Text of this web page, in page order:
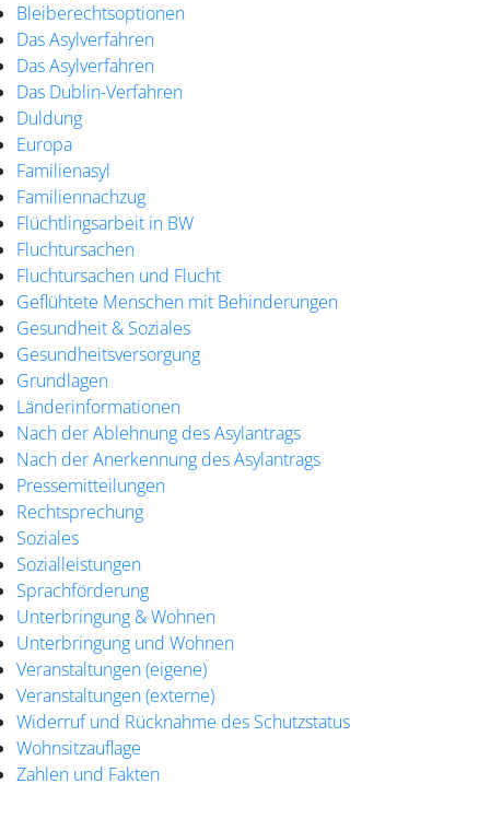
Bleiberechtsoptionen
Das Asylverfahren
Das Asylverfahren
Das Dublin-Verfahren
Duldung
Europa
Familienasyl
Familiennachzug
Flüchtlingsarbeit in BW
Fluchtursachen
Fluchtursachen und Flucht
Geflühtete Menschen mit Behinderungen
Gesundheit & Soziales
Gesundheitsversorgung
Grundlagen
Länderinformationen
Nach der Ablehnung des Asylantrags
Nach der Anerkennung des Asylantrags
Pressemitteilungen
Rechtsprechung
Soziales
Sozialleistungen
Sprachförderung
Unterbringung & Wohnen
Unterbringung und Wohnen
Veranstaltungen (eigene)
Veranstaltungen (externe)
Widerruf und Rücknahme des Schutzstatus
Wohnsitzauflage
Zahlen und Fakten